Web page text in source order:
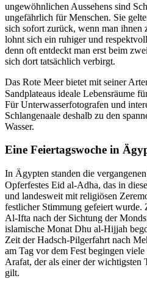
ungewöhnlichen Aussehens sind
ungefährlich für Menschen. Sie
sich sofort zurück, wenn man ihnen
lohnt sich ein ruhiger und
denn oft entdeckt man erst beim
sich dort tatsächlich verbirgt.
Das Rote Meer bietet mit seiner
Sandplateaus ideale Lebensräume
Für Unterwasserfotografen und
Schlangenaale deshalb zu den
Wasser.
Eine Feiertagswoche in
In Ägypten standen die
Opferfestes Eid al-Adha, das in
und landesweit mit religiösen
festlicher Stimmung gefeiert wurde.
Al-Ifta nach der Sichtung der
islamische Monat Dhu al-Hijjah
Zeit der Hadsch-Pilgerfahrt nach
am Tag vor dem Fest begingen
Arafat, der als einer der wichtigsten
gilt.